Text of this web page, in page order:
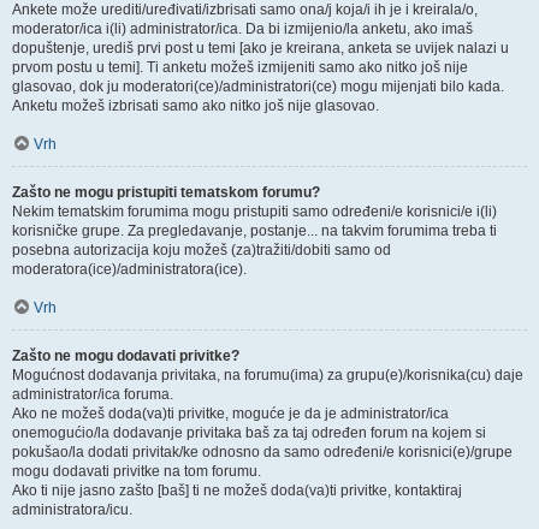
Ankete može urediti/uređivati/izbrisati samo ona/j koja/i ih je i kreirala/o,
moderator/ica i(li) administrator/ica. Da bi izmijenio/la anketu, ako imaš
dopuštenje, urediš prvi post u temi [ako je kreirana, anketa se uvijek nalazi u
prvom postu u temi]. Ti anketu možeš izmijeniti samo ako nitko još nije
glasovao, dok ju moderatori(ce)/administratori(ce) mogu mijenjati bilo kada.
Anketu možeš izbrisati samo ako nitko još nije glasovao.
Vrh
Zašto ne mogu pristupiti tematskom forumu?
Nekim tematskim forumima mogu pristupiti samo određeni/e korisnici/e i(li)
korisničke grupe. Za pregledavanje, postanje... na takvim forumima treba ti
posebna autorizacija koju možeš (za)tražiti/dobiti samo od
moderatora(ice)/administratora(ice).
Vrh
Zašto ne mogu dodavati privitke?
Mogućnost dodavanja privitaka, na forumu(ima) za grupu(e)/korisnika(cu) daje
administrator/ica foruma.
Ako ne možeš doda(va)ti privitke, moguće je da je administrator/ica
onemogućio/la dodavanje privitaka baš za taj određen forum na kojem si
pokušao/la dodati privitak/ke odnosno da samo određeni/e korisnici(e)/grupe
mogu dodavati privitke na tom forumu.
Ako ti nije jasno zašto [baš] ti ne možeš doda(va)ti privitke, kontaktiraj
administratora/icu.